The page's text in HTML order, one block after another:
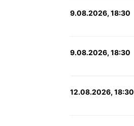
9.08.2026, 18:30
9.08.2026, 18:30
12.08.2026, 18:30